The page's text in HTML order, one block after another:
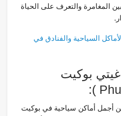
المغامرة والتعرف على الحياة
السياحية والفنادق في
بوكيت
من أجمل أماكن سياحية في بوكيت